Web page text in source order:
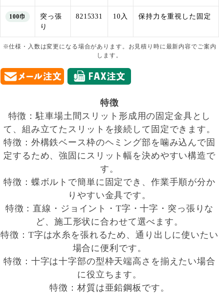
100巾
突っ張
り
8215331 10入 保持力を重視した固定
※仕様・入数は変更になる場合があります。お見積り時に最新内容でご案内
します。
特徴
特徴：駐車場土間スリット形成用の固定金具とし
て、組み立てたスリットを接続して固定できます。
特徴：外構鉄ベース枠のヘミング部を噛み込んで固
定するため、強固にスリット幅を決めやすい構造で
す。
特徴：蝶ボルトで簡単に固定でき、作業手順が分か
りやすい金具です。
特徴：直線・ジョイント・T字・十字・突っ張りな
ど、施工形状に合わせて選べます。
特徴：T字は水糸を張れるため、通り出しに使いたい
場合に便利です。
特徴：十字は十字部の型枠天端高さを揃えたい場合
に役立ちます。
特徴：材質は亜鉛鋼板です。